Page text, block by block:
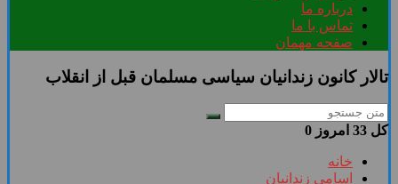
درباره ما
تماس با ما
صفحه مهمان
تالار کانون زندانیان سیاسی مسلمان قبل از انقلاب
کل امروز 0
خانه
اسامی زندانیان